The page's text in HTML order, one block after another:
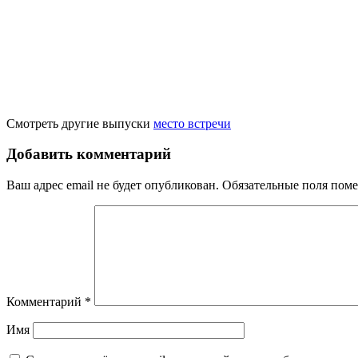
Смотреть другие выпуски место встречи
Добавить комментарий
Ваш адрес email не будет опубликован. Обязательные поля
Комментарий *
Имя